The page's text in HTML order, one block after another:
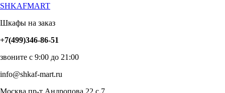
SHKAFMART
Шкафы на заказ
+7(499)346-86-51
звоните с 9:00 до 21:00
info@shkaf-mart.ru